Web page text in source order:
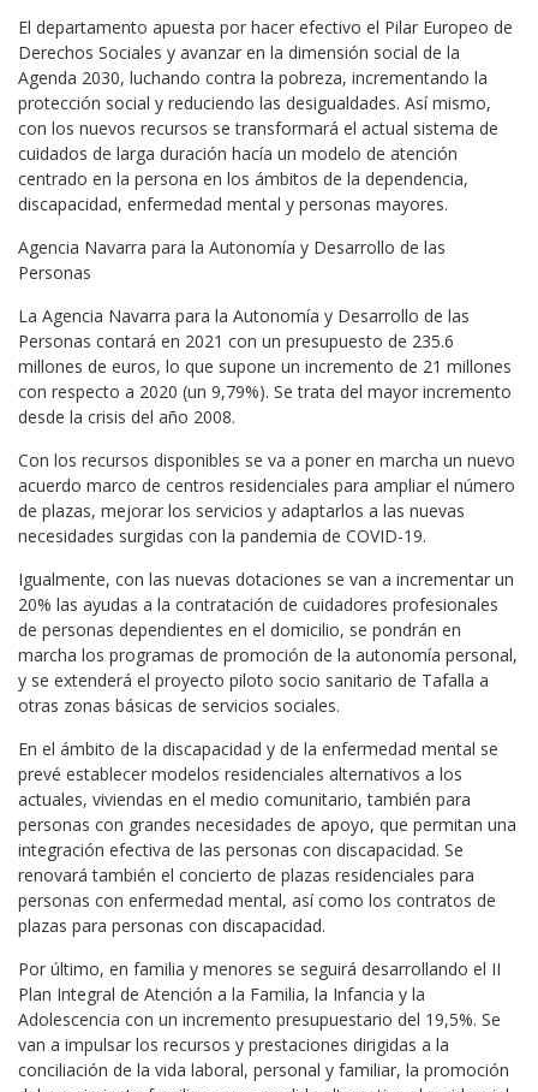
El departamento apuesta por hacer efectivo el Pilar Europeo de
Derechos Sociales y avanzar en la dimensión social de la
Agenda 2030, luchando contra la pobreza, incrementando la
protección social y reduciendo las desigualdades. Así mismo,
con los nuevos recursos se transformará el actual sistema de
cuidados de larga duración hacía un modelo de atención
centrado en la persona en los ámbitos de la dependencia,
discapacidad, enfermedad mental y personas mayores.
Agencia Navarra para la Autonomía y Desarrollo de las
Personas
La Agencia Navarra para la Autonomía y Desarrollo de las
Personas contará en 2021 con un presupuesto de 235.6
millones de euros, lo que supone un incremento de 21 millones
con respecto a 2020 (un 9,79%). Se trata del mayor incremento
desde la crisis del año 2008.
Con los recursos disponibles se va a poner en marcha un nuevo
acuerdo marco de centros residenciales para ampliar el número
de plazas, mejorar los servicios y adaptarlos a las nuevas
necesidades surgidas con la pandemia de COVID-19.
Igualmente, con las nuevas dotaciones se van a incrementar un
20% las ayudas a la contratación de cuidadores profesionales
de personas dependientes en el domicilio, se pondrán en
marcha los programas de promoción de la autonomía personal,
y se extenderá el proyecto piloto socio sanitario de Tafalla a
otras zonas básicas de servicios sociales.
En el ámbito de la discapacidad y de la enfermedad mental se
prevé establecer modelos residenciales alternativos a los
actuales, viviendas en el medio comunitario, también para
personas con grandes necesidades de apoyo, que permitan una
integración efectiva de las personas con discapacidad. Se
renovará también el concierto de plazas residenciales para
personas con enfermedad mental, así como los contratos de
plazas para personas con discapacidad.
Por último, en familia y menores se seguirá desarrollando el II
Plan Integral de Atención a la Familia, la Infancia y la
Adolescencia con un incremento presupuestario del 19,5%. Se
van a impulsar los recursos y prestaciones dirigidas a la
conciliación de la vida laboral, personal y familiar, la promoción